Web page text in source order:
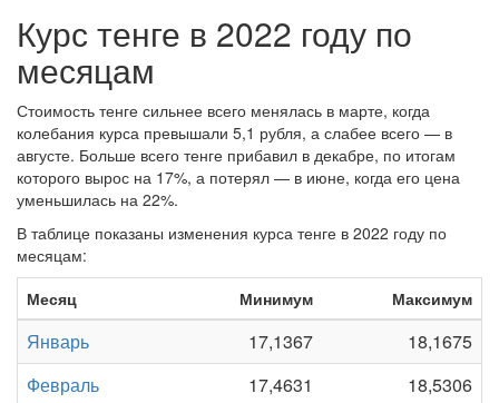
Курс тенге в 2022 году по
месяцам
Стоимость тенге сильнее всего менялась в марте, когда
колебания курса превышали 5,1 рубля, а слабее всего — в
августе. Больше всего тенге прибавил в декабре, по итогам
которого вырос на 17%, а потерял — в июне, когда его цена
уменьшилась на 22%.
В таблице показаны изменения курса тенге в 2022 году по
месяцам:
Месяц
Минимум Максимум
Январь 17,1367
18,1675
Февраль
17,4631
18,5306